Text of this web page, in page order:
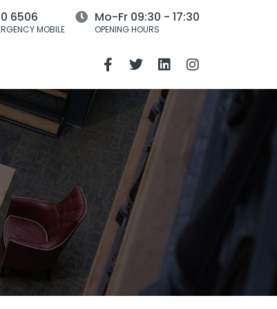
6506
MOBILE
Mo-Fr 09:30 - 17:30
OPENING HOURS